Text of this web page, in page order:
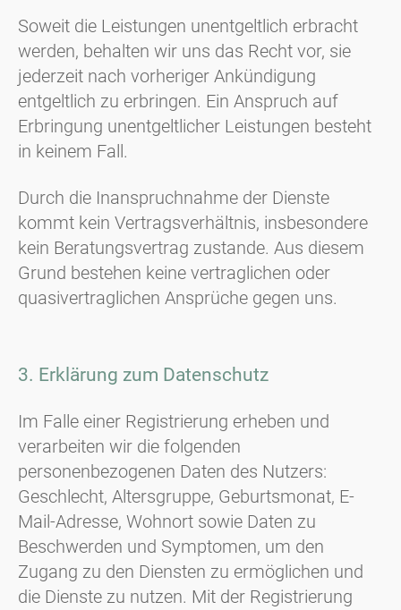
Soweit die Leistungen unentgeltlich erbracht
werden, behalten wir uns das Recht vor, sie
jederzeit nach vorheriger Ankündigung
entgeltlich zu erbringen. Ein Anspruch auf
Erbringung unentgeltlicher Leistungen besteht
in keinem Fall.
Durch die Inanspruchnahme der Dienste
kommt kein Vertragsverhältnis, insbesondere
kein Beratungsvertrag zustande. Aus diesem
Grund bestehen keine vertraglichen oder
quasivertraglichen Ansprüche gegen uns.
3. Erklärung zum Datenschutz
Im Falle einer Registrierung erheben und
verarbeiten wir die folgenden
personenbezogenen Daten des Nutzers:
Geschlecht, Altersgruppe, Geburtsmonat, E-
Mail-Adresse, Wohnort sowie Daten zu
Beschwerden und Symptomen, um den
Zugang zu den Diensten zu ermöglichen und
die Dienste zu nutzen. Mit der Registrierung